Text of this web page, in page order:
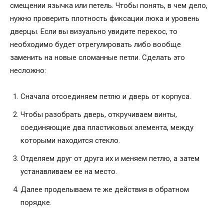
смещении язычка или петель. Чтобы понять, в чем дело,
нужно проверить плотность фиксации люка и уровень
дверцы. Если вы визуально увидите перекос, то
необходимо будет отрегулировать либо вообще
заменить на новые сломанные петли. Сделать это
несложно:
Сначала отсоединяем петлю и дверь от корпуса.
Чтобы разобрать дверь, откручиваем винты,
соединяющие два пластиковых элемента, между
которыми находится стекло.
Отделяем друг от друга их и меняем петлю, а затем
устанавливаем ее на место.
Далее проделываем те же действия в обратном
порядке.